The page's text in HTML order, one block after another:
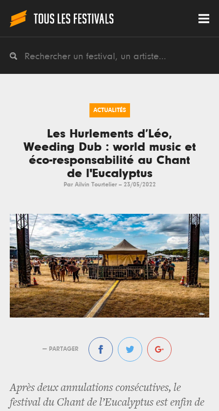
ACTUALITÉS
Les Hurlements d’Léo,
Weeding Dub : world music et
éco-responsabilité au Chant
de l'Eucalyptus
Par Ailvin Tourtelier -- 23/05/2022
— PARTAGER
Après deux annulations consécutives, le
festival du Chant de l’Eucalyptus est enfin de